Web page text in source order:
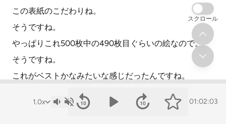
この表紙のこだわりね。
そうですね。
やっぱりこれ500枚中の490枚目ぐらいの絵なので。
そうですね。
これがベストかなみたいな感じだったんですね。
そうですね、行き着いたみたいな感じでした。
岸ラジオさんからも出版おめでとうございます。
01:02:03
スクロール